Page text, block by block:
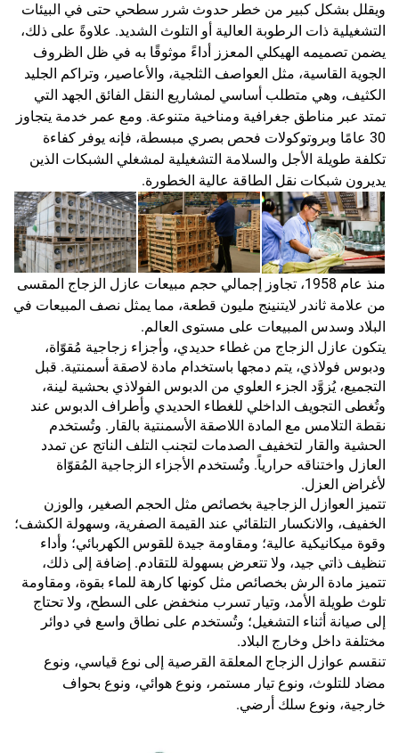
ويقلل بشكل كبير من خطر حدوث شرر سطحي حتى في البيئات
التشغيلية ذات الرطوبة العالية أو التلوث الشديد. علاوةً على ذلك،
يضمن تصميمه الهيكلي المعزز أداءً موثوقًا به في ظل الظروف
الجوية القاسية، مثل العواصف الثلجية، والأعاصير، وتراكم الجليد
الكثيف، وهي متطلب أساسي لمشاريع النقل الفائق الجهد التي
تمتد عبر مناطق جغرافية ومناخية متنوعة. ومع عمر خدمة يتجاوز
30 عامًا وبروتوكولات فحص بصري مبسطة، فإنه يوفر كفاءة
تكلفة طويلة الأجل والسلامة التشغيلية لمشغلي الشبكات الذين
يديرون شبكات نقل الطاقة عالية الخطورة.
منذ عام 1958، تجاوز إجمالي حجم مبيعات عازل الزجاج المقسى
من علامة ثاندر لايتنينج مليون قطعة، مما يمثل نصف المبيعات في
البلاد وسدس المبيعات على مستوى العالم.
يتكون عازل الزجاج من غطاء حديدي، وأجزاء زجاجية مُقوّاة،
ودبوس فولاذي، يتم دمجها باستخدام مادة لاصقة أسمنتية. قبل
التجميع، يُزوَّد الجزء العلوي من الدبوس الفولاذي بحشية لينة،
وتُغطى التجويف الداخلي للغطاء الحديدي وأطراف الدبوس عند
نقطة التلامس مع المادة اللاصقة الأسمنتية بالقار. وتُستخدم
الحشية والقار لتخفيف الصدمات لتجنب التلف الناتج عن تمدد
العازل واختناقه حرارياً. وتُستخدم الأجزاء الزجاجية المُقوّاة
لأغراض العزل.
تتميز العوازل الزجاجية بخصائص مثل الحجم الصغير، والوزن
الخفيف، والانكسار التلقائي عند القيمة الصفرية، وسهولة الكشف؛
وقوة ميكانيكية عالية؛ ومقاومة جيدة للقوس الكهربائي؛ وأداء
تنظيف ذاتي جيد، ولا تتعرض بسهولة للتقادم. إضافة إلى ذلك،
تتميز مادة الرش بخصائص مثل كونها كارهة للماء بقوة، ومقاومة
تلوث طويلة الأمد، وتيار تسرب منخفض على السطح، ولا تحتاج
إلى صيانة أثناء التشغيل؛ وتُستخدم على نطاق واسع في دوائر
مختلفة داخل وخارج البلاد.
تنقسم عوازل الزجاج المعلقة القرصية إلى نوع قياسي، ونوع
مضاد للتلوث، ونوع تيار مستمر، ونوع هوائي، ونوع بحواف
خارجية، ونوع سلك أرضي.